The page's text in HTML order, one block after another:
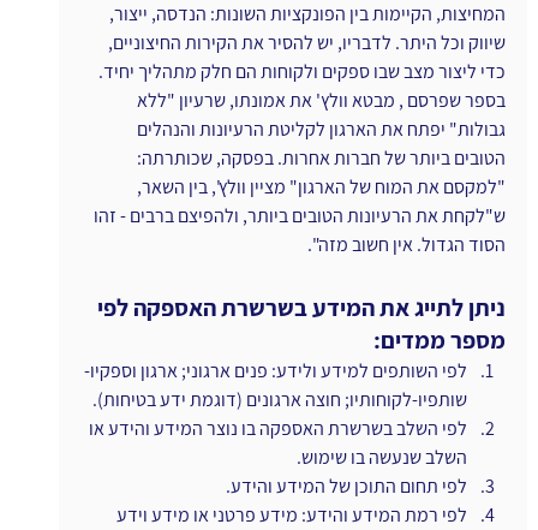
המחיצות, הקיימות בין הפונקציות השונות: הנדסה, ייצור,
שיווק וכל היתר. לדבריו, יש להסיר את הקירות החיצוניים,
כדי ליצור מצב שבו ספקים ולקוחות הם חלק מתהליך יחיד.
בספר שפרסם , מבטא וולץ' את אמונתו, שרעיון "ללא
גבולות" יפתח את הארגון לקליטת הרעיונות והנהלים
הטובים ביותר של חברות אחרות. בפסקה, שכותרתה:
"למקסם את המוח של הארגון" מציין וולץ', בין השאר,
ש"לקחת את הרעיונות הטובים ביותר, ולהפיצם ברבים - זהו
הסוד הגדול. אין חשוב מזה".
ניתן לתייג את המידע בשרשרת האספקה לפי
מספר ממדים:
לפי השותפים למידע ולידע: פנים ארגוני; ארגון וספקיו-
שותפיו-לקוחותיו; חוצה ארגונים (דוגמת ידע בטיחות).
לפי השלב בשרשרת האספקה בו נוצר המידע והידע או
השלב שנעשה בו שימוש.
לפי תחום התוכן של המידע והידע.
לפי רמת המידע והידע: מידע פרטני או מידע וידע